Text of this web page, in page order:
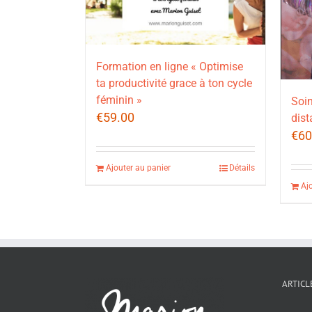
Formation en ligne « Optimise
ta productivité grace à ton cycle
féminin »
€59.00
Ajouter au panier Détails
€